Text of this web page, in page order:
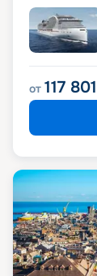
от 117 801